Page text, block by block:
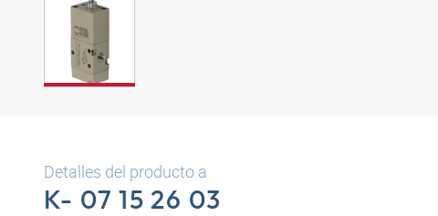
Detalles del producto a
K- 07 15 26 03